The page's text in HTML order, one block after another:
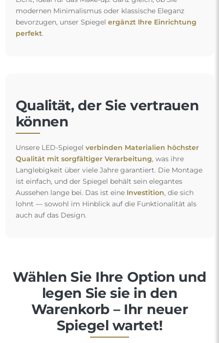
modernen Minimalismus oder klassische Eleganz
bevorzugen, unser Spiegel ergänzt Ihre Einrichtung
perfekt.
Qualität, der Sie vertrauen
können
Unsere LED-Spiegel verbinden Materialien höchster
Qualität mit sorgfältiger Verarbeitung, was ihre
Langlebigkeit über viele Jahre garantiert. Die Montage
ist einfach, und der Spiegel behält sein elegantes
Aussehen lange bei. Das ist eine Investition, die sich
lohnt — sowohl im Hinblick auf die Funktionalität als
auch auf das Design.
Wählen Sie Ihre Option und
legen Sie sie in den
Warenkorb – Ihr neuer
Spiegel wartet!